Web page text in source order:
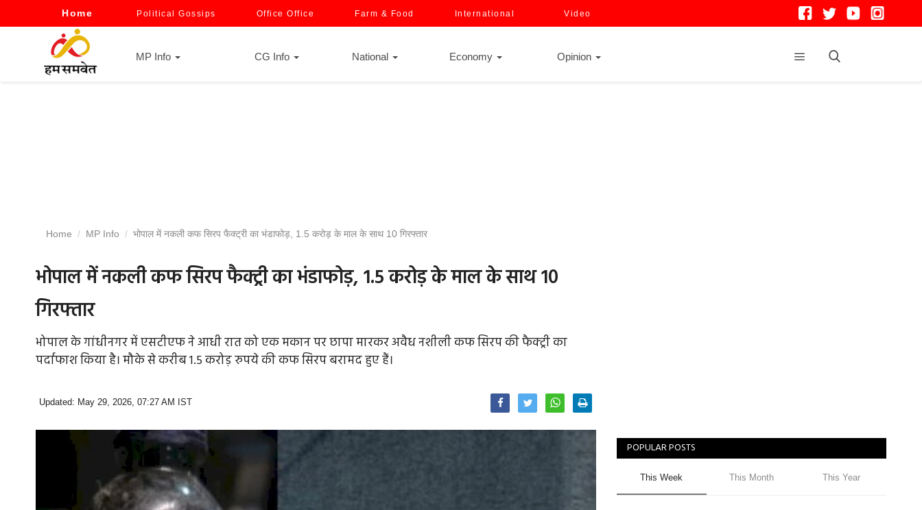
Home Political Gossips Office Office Farm & Food International Video
MP Info CG Info National Economy Opinion
Home MP Info भोपाल में नकली कफ सिरप फैक्ट्री का भंडाफोड़, 1.5 करोड़ के माल के साथ 10 गिरफ्तार
भोपाल में नकली कफ सिरप फैक्ट्री का भंडाफोड़, 1.5 करोड़ के माल के साथ 10
गिरफ्तार
भोपाल के गांधीनगर में एसटीएफ ने आधी रात को एक मकान पर छापा मारकर अवैध नशीली कफ सिरप की फैक्ट्री का
पर्दाफाश किया है। मौके से करीब 1.5 करोड़ रुपये की कफ सिरप बरामद हुए हैं।
Updated: May 29, 2026, 07:27 AM IST
POPULAR POSTS
This Week This Month This Year